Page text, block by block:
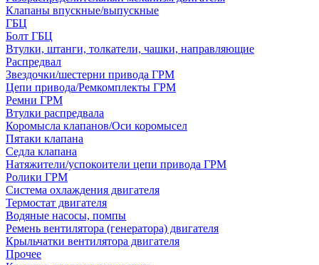
Клапаны впускные/выпускные
ГБЦ
Болт ГБЦ
Втулки, штанги, толкатели, чашки, направляющие
Распредвал
Звездочки/шестерни привода ГРМ
Цепи привода/Ремкомплекты ГРМ
Ремни ГРМ
Втулки распредвала
Коромысла клапанов/Оси коромысел
Пятаки клапана
Седла клапана
Натяжители/успокоители цепи привода ГРМ
Ролики ГРМ
Система охлаждения двигателя
Термостат двигателя
Водяные насосы, помпы
Ремень вентилятора (генератора) двигателя
Крыльчатки вентилятора двигателя
Прочее